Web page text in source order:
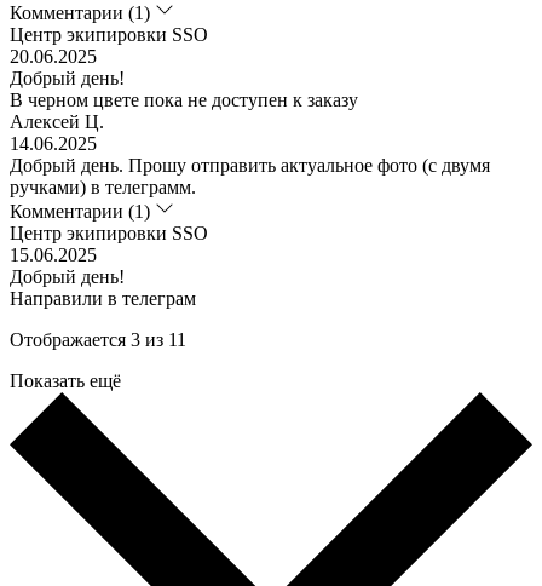
Комментарии (1)
Центр экипировки SSO
20.06.2025
Добрый день!
В черном цвете пока не доступен к заказу
Алексей Ц.
14.06.2025
Добрый день. Прошу отправить актуальное фото (с двумя
ручками) в телеграмм.
Комментарии (1)
Центр экипировки SSO
15.06.2025
Добрый день!
Направили в телеграм
Отображается 3 из 11
Показать ещё